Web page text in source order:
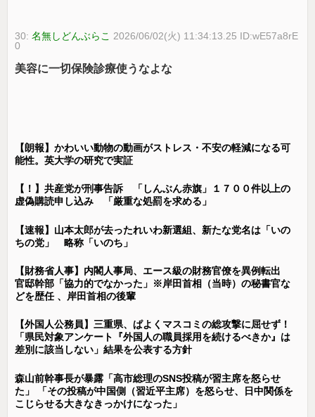
30:名無しどんぶらこ 2026/06/02(火) 11:34:13.25 ID:wE57a8rE
0
美容に一切保険診療使うなよな
【朗報】かわいい動物の動画がストレス・不安の軽減になる可
能性。英大学の研究で実証
【！】共産党が刑事告訴 「しんぶん赤旗」１７００件以上の
虚偽購読申し込み 「厳重な処罰を求める」
【速報】山本太郎が去ったれいわ新選組、新たな党名は「いの
ちの党」 略称「いのち」
【財務省人事】内閣人事局、エース級の財務官僚を異例転出
官邸幹部「協力的でなかった」※岸田首相（当時）の秘書官な
どを歴任 、岸田首相の後輩
【外国人公務員】三重県、ぱよくマスコミの総攻撃に屈せず！
「県民対象アンケート『外国人の職員採用を続けるべきか』は
差別に該当しない」結果を公表する方針
森山前幹事長が暴露「高市総理のSNS投稿が習主席を怒らせ
た」 「その投稿が中国側（習近平主席）を怒らせ、日中関係を
こじらせる大きなきっかけになった」